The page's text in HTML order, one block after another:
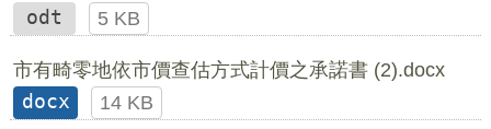
odt
5 KB
市有畸零地依市價查估方式計價之承諾書 (2).docx
docx
14 KB